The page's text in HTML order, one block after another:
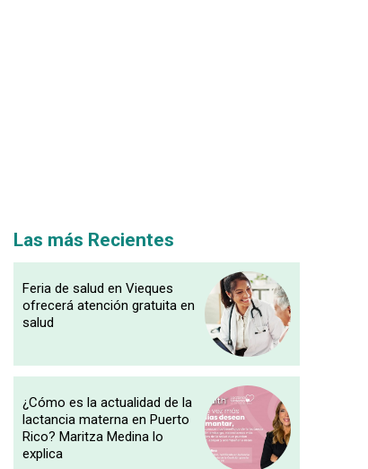
Las más Recientes
Feria de salud en Vieques
ofrecerá atención gratuita en
salud
¿Cómo es la actualidad de la
lactancia materna en Puerto
Rico? Maritza Medina lo
explica